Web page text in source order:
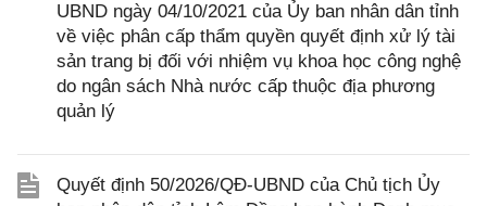
UBND ngày 04/10/2021 của Ủy ban nhân dân tỉnh
về việc phân cấp thẩm quyền quyết định xử lý tài
sản trang bị đối với nhiệm vụ khoa học công nghệ
do ngân sách Nhà nước cấp thuộc địa phương
quản lý
Quyết định 50/2026/QĐ-UBND của Chủ tịch Ủy